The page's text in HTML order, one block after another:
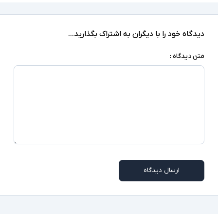
دیدگاه خود را با دیگران به اشتراک بگذارید...
متن دیدگاه :
ارسال دیدگاه